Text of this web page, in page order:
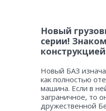
Новый
серии!
конструкцией
Новый БАЗ
как полностью
машина. Если в
заграничное, то
дружественной